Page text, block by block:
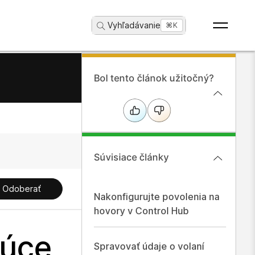
Vyhľadávanie ...⌘K
Odoberať
Bol tento článok užitočný?
Súvisiace články
Nakonfigurujte povolenia na
hovory v Control Hub
Spravovať údaje o volaní